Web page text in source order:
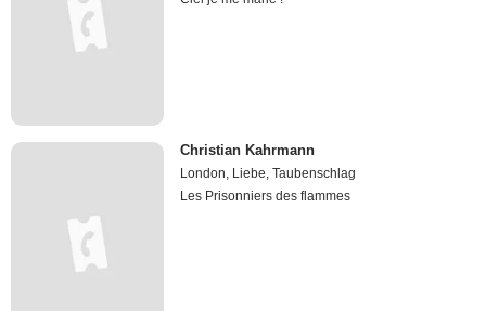
Christian Kahrmann
London, Liebe, Taubenschlag
Les Prisonniers des flammes